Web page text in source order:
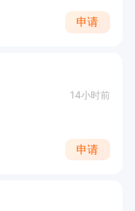
申请
14小时前
申请